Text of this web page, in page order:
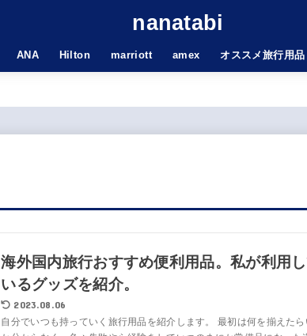
nanatabi
ANA Hilton marriott amex オススメ旅行用品
海外国内旅行おすすめ便利用品。私が利用
いるグッズを紹介。
2023.08.06
自分でいつも持っていく旅行用品を紹介します。 最初は何を揃えたら